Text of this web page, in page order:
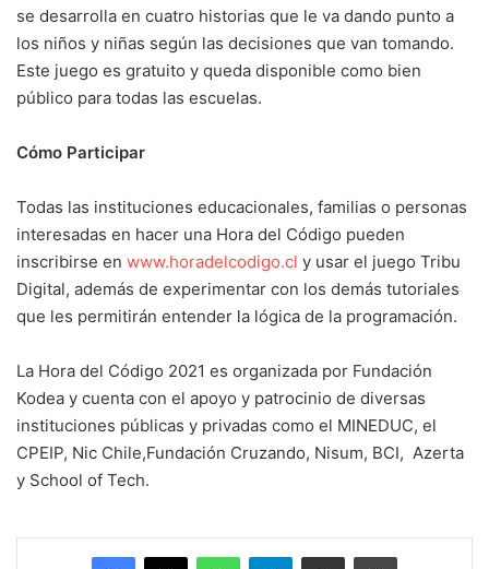
se desarrolla en cuatro historias que le va dando punto a
los niños y niñas según las decisiones que van tomando.
Este juego es gratuito y queda disponible como bien
público para todas las escuelas.
Cómo Participar
Todas las instituciones educacionales, familias o personas
interesadas en hacer una Hora del Código pueden
inscribirse en www.horadelcodigo.cl y usar el juego Tribu
Digital, además de experimentar con los demás tutoriales
que les permitirán entender la lógica de la programación.
La Hora del Código 2021 es organizada por Fundación
Kodea y cuenta con el apoyo y patrocinio de diversas
instituciones públicas y privadas como el MINEDUC, el
CPEIP, Nic Chile,Fundación Cruzando, Nisum, BCI, Azerta
y School of Tech.
Facebook
X WhatsAppTelegramEnviar vía email Imprimir